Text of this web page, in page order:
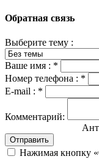
Обратная связь
Выберите тему :
Ваше имя : *
Номер телефона : *
E-mail : *
Комментарий:
Отправить
Нажимая кнопку